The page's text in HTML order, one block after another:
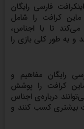
فارسی رایگان
کرافت را شامل
تا با اجناس،
و به طور کلی بازی را
رایگان مفاهیم و
کرافت را پوشش
درباره‌ی اجناس
بیشتری کسب کنند و